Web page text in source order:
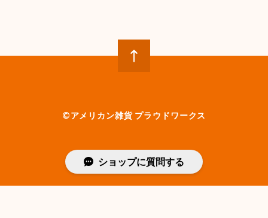
©︎アメリカン雑貨 プラウドワークス
ショップに質問する